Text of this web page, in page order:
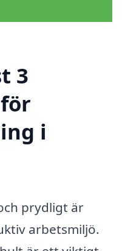
3
i
prydligt är
arbetsmiljö.